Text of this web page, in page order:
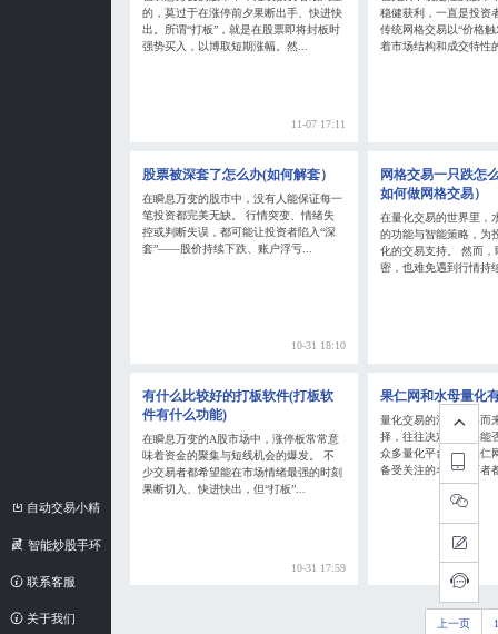
自动交易小精
灵 智能炒股手环
联系客服
关于我们
的，莫过于在涨停前夕果断出手、快进快
出。所谓“打板”，就是在股票即将封板时
强势买入，以博取短期涨幅。然...
11-07 17:11
稳健获利，一直是投资
传统网格交易以“价格
着市场结构和成交特性
股票被深套了怎么办(如何解套）
在瞬息万变的股市中，没有人能保证每一
笔投资都完美无缺。 行情突变、情绪失
控或判断失误，都可能让投资者陷入“深
套”——股价持续下跌、账户浮亏...
10-31 18:10
网格交易一只跌怎
如何做网格交易）
在量化交易的世界里，
的功能与智能策略，为
化的交易支持。 然而，
密，也难免遇到行情持
有什么比较好的打板软件(打板软
件有什么功能)
在瞬息万变的A股市场中，涨停板常常意
味着资金的聚集与短线机会的爆发。 不
少交易者都希望能在市场情绪最强的时刻
果断切入、快进快出，但“打板”...
10-31 17:59
果仁网和水母量化
量化交易的浪潮席卷而
择，往往决定了策略能
众多量化平台中，果仁
备受关注的名字。两者
上一页 1